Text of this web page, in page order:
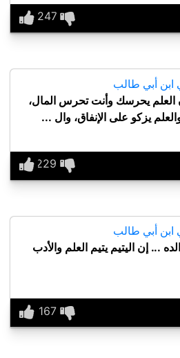
ابن أبي طالب
العلم يحرسك وأنت تحرس المال،
يزكو على الإنفاق، وال ...
ابن أبي طالب
... إن اليتيم يتيم العلم والأدب